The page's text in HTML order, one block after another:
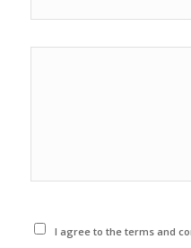
I agree to the terms and